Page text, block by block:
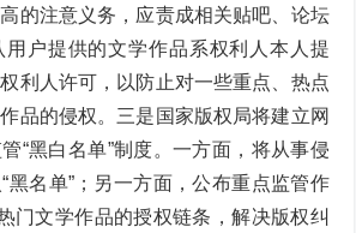
的注意义务，应责成相关贴吧、论坛
用户提供的文学作品系权利人本人提
利人许可，以防止对一些重点、热点
品的侵权。三是国家版权局将建立网
“黑白名单”制度。一方面，将从事侵
黑名单”；另一方面，公布重点监管作
门文学作品的授权链条，解决版权纠